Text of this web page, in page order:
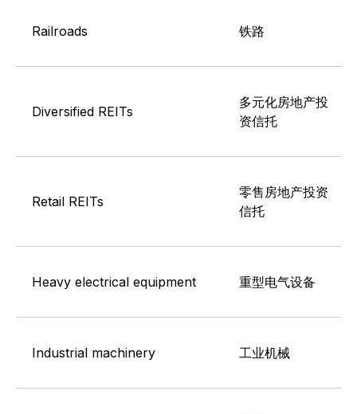
Railroads 铁路
Diversified REITs
多元化房地产投
资信托
Retail REITs
零售房地产投资
信托
Heavy electrical equipment 重型电气设备
Industrial machinery 工业机械